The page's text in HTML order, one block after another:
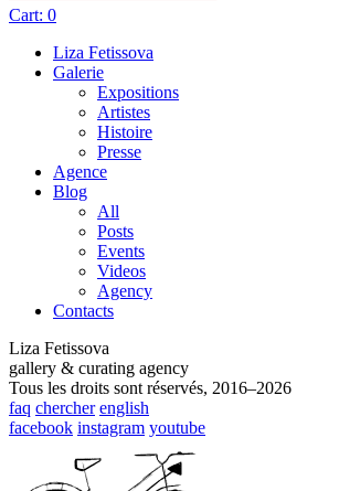
Cart: 0
Liza Fetissova
Galerie
Expositions
Artistes
Histoire
Presse
Agence
Blog
All
Posts
Events
Videos
Agency
Contacts
Liza Fetissova
gallery & curating agency
Tous les droits sont réservés, 2016–2026
faq chercher english
facebook instagram youtube